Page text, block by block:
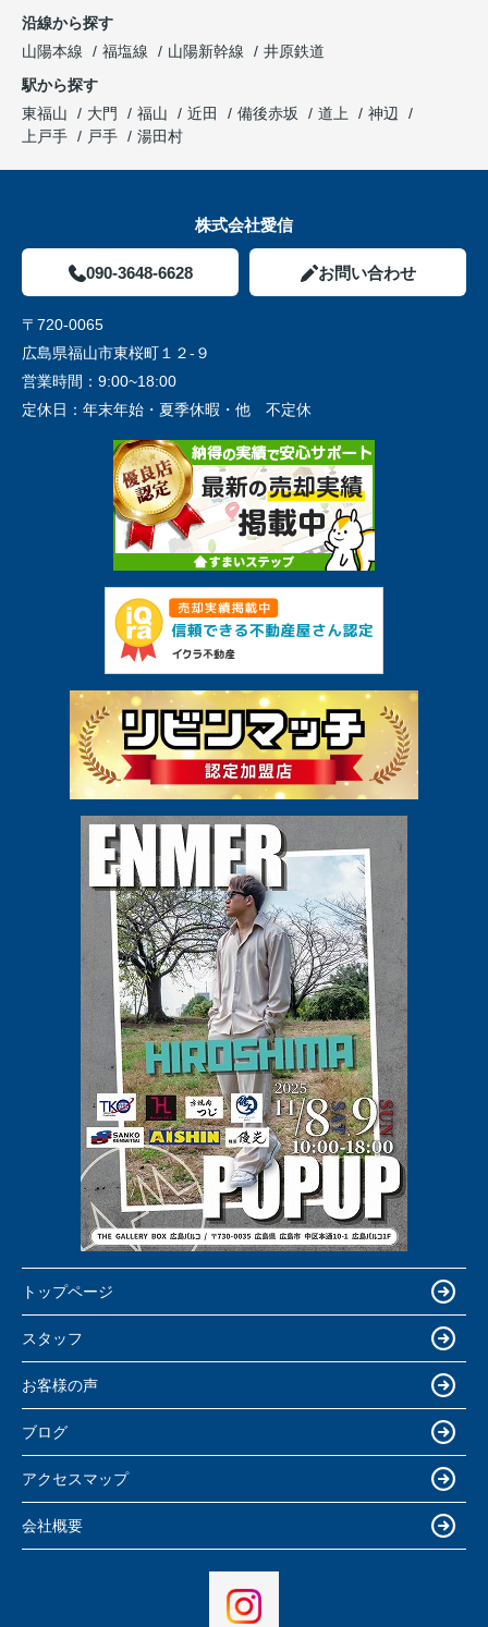
沿線から探す
山陽本線
福塩線 山陽新幹線
井原鉄道
駅から探す
東福山
大門 福山 近田 備後赤坂 道上
神辺
上戸手
戸手 湯田村
株式会社愛信
090-3648-6628 お問い合わせ
〒720-0065
広島県福山市東桜町１２-９
営業時間： 9:00~18:00
定休日： 年末年始・夏季休暇・他 不定休
トップページ
スタッフ
お客様の声
ブログ
アクセスマップ
会社概要